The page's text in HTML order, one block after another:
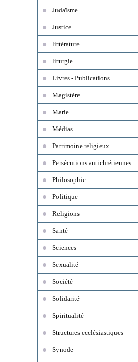
Judaïsme
Justice
littérature
liturgie
Livres - Publications
Magistère
Marie
Médias
Patrimoine religieux
Persécutions antichrétiennes
Philosophie
Politique
Religions
Santé
Sciences
Sexualité
Société
Solidarité
Spiritualité
Structures ecclésiastiques
Synode